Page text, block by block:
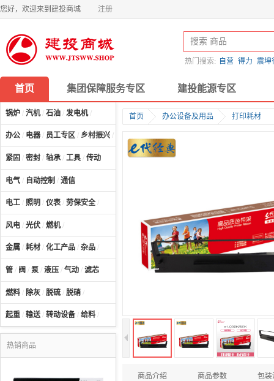
您好，欢迎来到建投商城 注册
热门搜索: 自营 得力 震坤
首页 集团保障服务专区 建投能源专区
锅炉 / 汽机/ 石油 / 发电机/
办公 / 电器 / 员工专区 / 乡村振兴 /
紧固 / 密封 / 轴承 / 工具 / 传动
电气 / 自动控制 / 通信
电工 / 照明 / 仪表 / 劳保安全 /
风电 / 光伏 / 燃机/
金属 / 耗材 / 化工产品 / 杂品 /
管 / 阀 / 泵 / 液压 / 气动 / 滤芯
燃料 / 除灰 / 脱硫 / 脱硝 /
起重 / 输送/ 转动设备 / 给料 /
热销商品
首页 办公设备及用品 打印耗材
商品介绍 商品参数 包装